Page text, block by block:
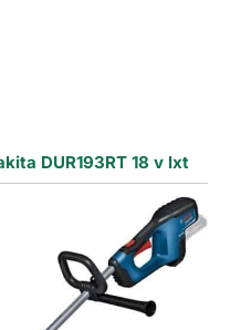
DUR193RT 18 v lxt